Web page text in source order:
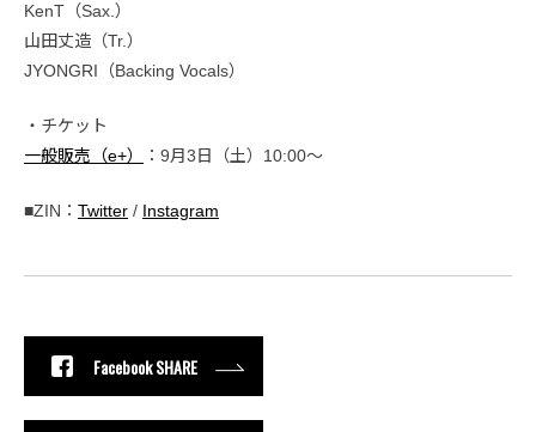
KenT（Sax.）
山田丈造（Tr.）
JYONGRI（Backing Vocals）
・チケット
一般販売（e+）
：9月3日（土）10:00〜
■ZIN： Twitter / Instagram
Facebook SHARE